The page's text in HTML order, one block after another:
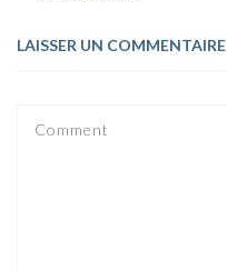
LAISSER UN COMMENTAIRE